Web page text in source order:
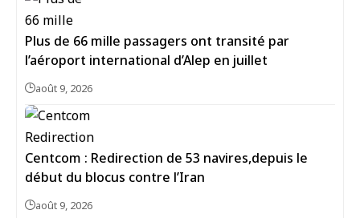
Plus de 66 mille passagers ont transité par
l’aéroport international d’Alep en juillet
août 9, 2026
Centcom : Redirection de 53 navires,depuis le
début du blocus contre l’Iran
août 9, 2026